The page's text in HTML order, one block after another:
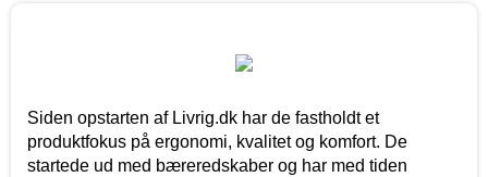
Siden opstarten af Livrig.dk har de fastholdt et
produktfokus på ergonomi, kvalitet og komfort. De
startede ud med bæreredskaber og har med tiden